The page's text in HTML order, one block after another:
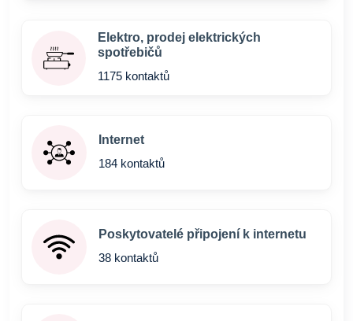
Elektro, prodej elektrických
spotřebičů
1175 kontaktů
Internet
184 kontaktů
Poskytovatelé připojení k internetu
38 kontaktů